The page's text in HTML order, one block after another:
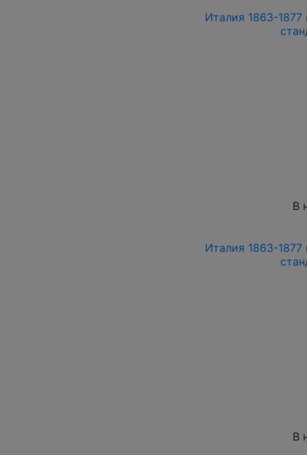
Италия 1863-1877
В
Италия 1863-1877
В